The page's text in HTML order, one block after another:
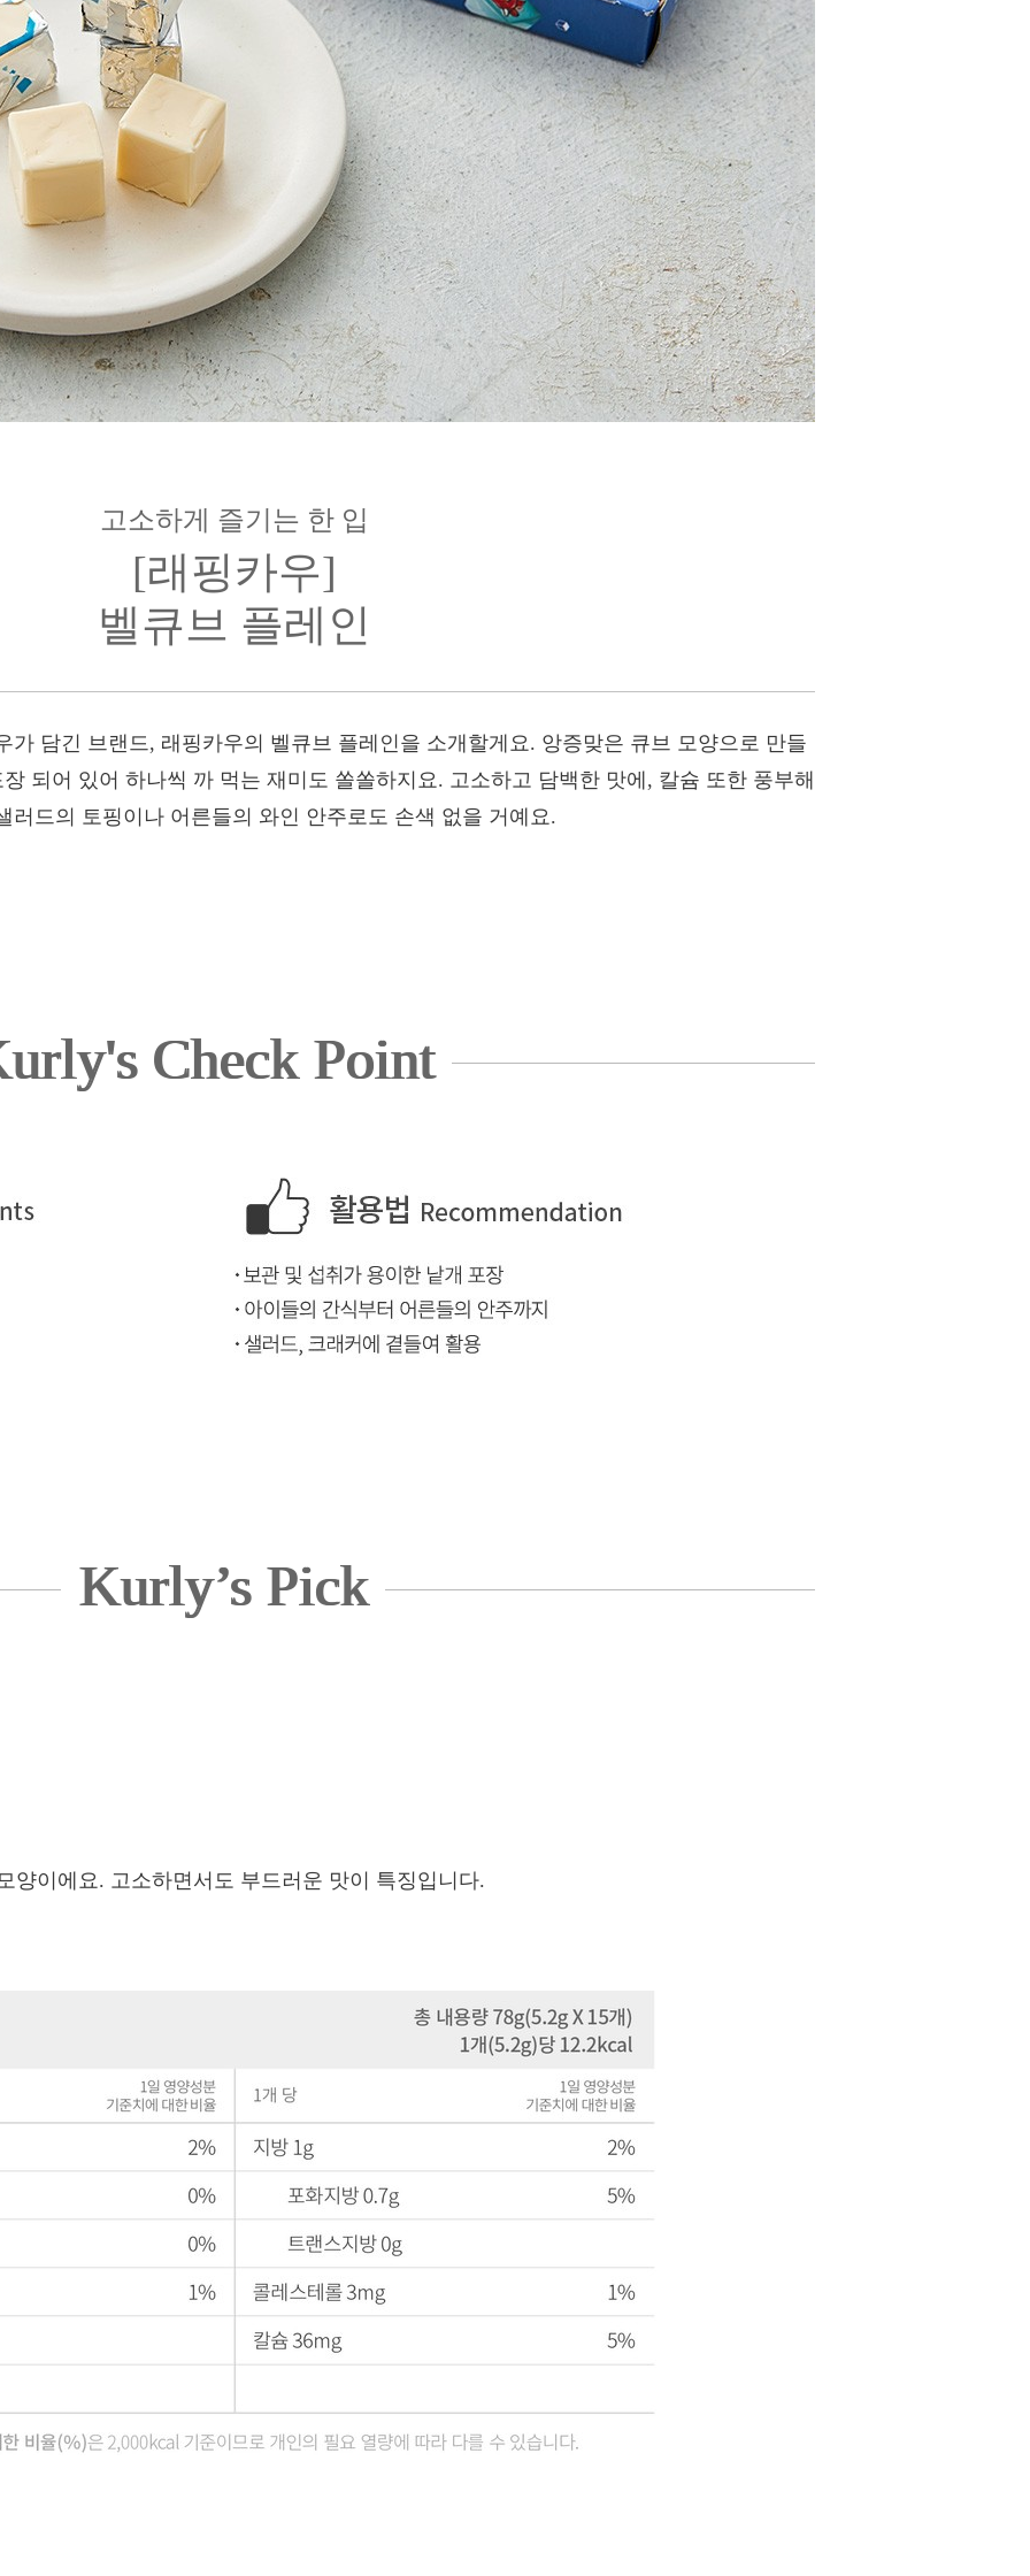
고소하게 즐기는 한 입
[래핑카우]
벨큐브 플레인
가 담긴 브랜드, 래핑카우의 벨큐브 플레인을 소개할게요. 앙증맞은 큐브 모양으로 만들
되어 있어 하나씩 까 먹는 재미도 쏠쏠하지요. 고소하고 담백한 맛에, 칼슘 또한 풍부해
러드의 토핑이나 어른들의 와인 안주로도 손색 없을 거예요.
Check Point
Kurly’s Pick
양이에요. 고소하면서도 부드러운 맛이 특징입니다.